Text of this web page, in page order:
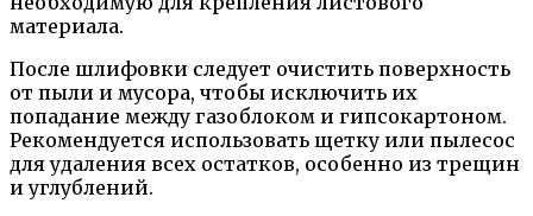
материала.
После шлифовки следует очистить поверхность
от пыли и мусора, чтобы исключить их
попадание между газоблоком и гипсокартоном.
Рекомендуется использовать щетку или пылесос
для удаления всех остатков, особенно из трещин
и углублений.